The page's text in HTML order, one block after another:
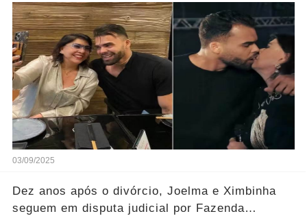
no palco...” Ver mais
03/09/2025
Dez anos após o divórcio, Joelma e Ximbinha
seguem em disputa judicial por Fazenda